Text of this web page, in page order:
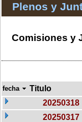
Plenos y
Comisiones y
fecha Titulo
20250318
20250317